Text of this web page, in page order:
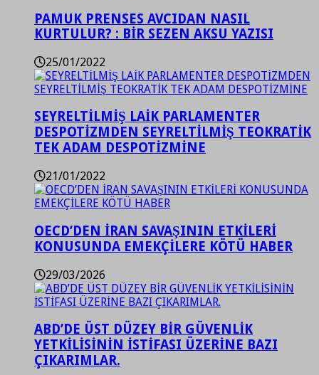
PAMUK PRENSES AVCIDAN NASIL
KURTULUR? : BİR SEZEN AKSU YAZISI
25/01/2022
SEYRELTİLMİŞ LAİK PARLAMENTER
DESPOTİZMDEN SEYRELTİLMİŞ TEOKRATİK
TEK ADAM DESPOTİZMİNE
21/01/2022
OECD’DEN İRAN SAVAŞININ ETKİLERİ
KONUSUNDA EMEKÇİLERE KÖTÜ HABER
29/03/2026
ABD’DE ÜST DÜZEY BİR GÜVENLİK
YETKİLİSİNİN İSTİFASI ÜZERİNE BAZI
ÇIKARIMLAR.